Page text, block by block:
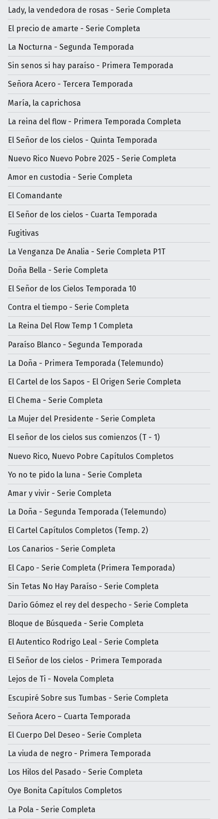
Lady, la vendedora de rosas - Serie Completa
El precio de amarte - Serie Completa
La Nocturna - Segunda Temporada
Sin senos si hay paraíso - Primera Temporada
Señora Acero - Tercera Temporada
María, la caprichosa
La reina del flow - Primera Temporada Completa
El Señor de los cielos - Quinta Temporada
Nuevo Rico Nuevo Pobre 2025 - Serie Completa
Amor en custodia - Serie Completa
El Comandante
El Señor de los cielos - Cuarta Temporada
Fugitivas
La Venganza De Analia - Serie Completa P1T
Doña Bella - Serie Completa
El Señor de los Cielos Temporada 10
Contra el tiempo - Serie Completa
La Reina Del Flow Temp 1 Completa
Paraíso Blanco - Segunda Temporada
La Doña - Primera Temporada (Telemundo)
El Cartel de los Sapos - El Origen Serie Completa
El Chema - Serie Completa
La Mujer del Presidente - Serie Completa
El señor de los cielos sus comienzos (T - 1)
Nuevo Rico, Nuevo Pobre Capítulos Completos
Yo no te pido la luna - Serie Completa
Amar y vivir - Serie Completa
La Doña - Segunda Temporada (Telemundo)
El Cartel Capítulos Completos (Temp. 2)
Los Canarios - Serie Completa
El Capo - Serie Completa (Primera Temporada)
Sin Tetas No Hay Paraíso - Serie Completa
Darìo Gómez el rey del despecho - Serie Completa
Bloque de Búsqueda - Serie Completa
El Autentico Rodrigo Leal - Serie Completa
El Señor de los cielos - Primera Temporada
Lejos de Ti - Novela Completa
Escupiré Sobre sus Tumbas - Serie Completa
Señora Acero – Cuarta Temporada
El Cuerpo Del Deseo - Serie Completa
La viuda de negro - Primera Temporada
Los Hilos del Pasado - Serie Completa
Oye Bonita Capítulos Completos
La Pola - Serie Completa